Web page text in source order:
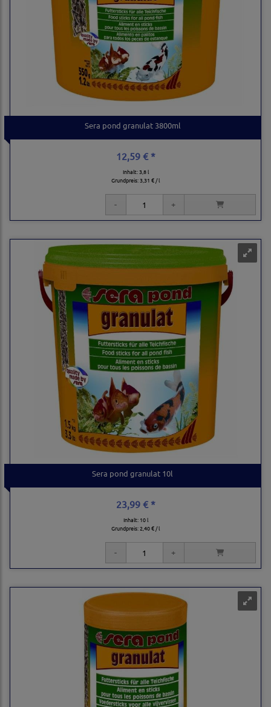
Sera pond granulat 3800ml
12,59 € *
Inhalt: 3,8 l
Grundpreis:3,31 € / l
Sera pond granulat 10l
23,99 € *
Inhalt: 10 l
Grundpreis:2,40 € / l